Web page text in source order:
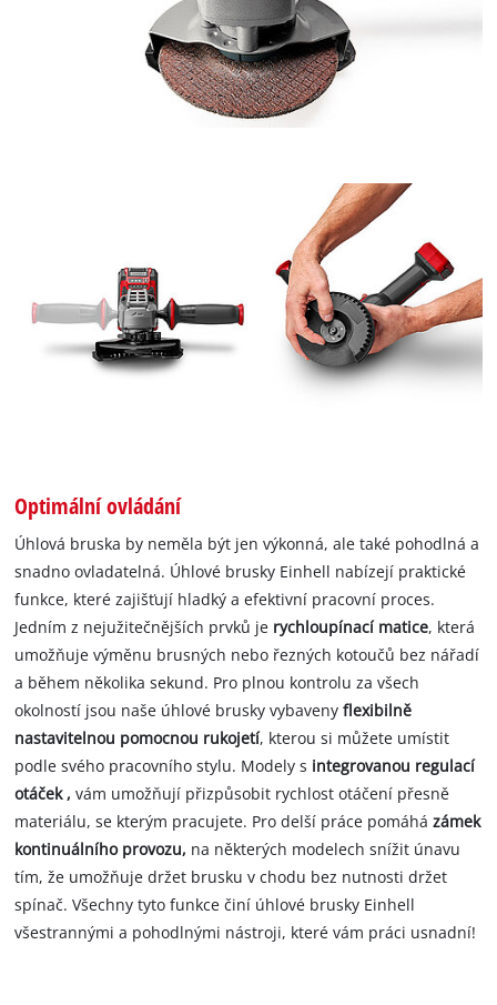
Optimální ovládání
Úhlová bruska by neměla být jen výkonná, ale také pohodlná a
snadno ovladatelná. Úhlové brusky Einhell nabízejí praktické
funkce, které zajišťují hladký a efektivní pracovní proces.
Jedním z nejužitečnějších prvků je rychloupínací matice, která
umožňuje výměnu brusných nebo řezných kotoučů bez nářadí
a během několika sekund. Pro plnou kontrolu za všech
okolností jsou naše úhlové brusky vybavenyflexibilně
nastavitelnou pomocnou rukojetí, kterou si můžete umístit
podle svého pracovního stylu. Modely s integrovanou regulací
otáček , vám umožňují přizpůsobit rychlost otáčení přesně
materiálu, se kterým pracujete. Pro delší práce pomáházámek
kontinuálního provozu, na některých modelech snížit únavu
tím, že umožňuje držet brusku v chodu bez nutnosti držet
spínač. Všechny tyto funkce činí úhlové brusky Einhell
všestrannými a pohodlnými nástroji, které vám práci usnadní!